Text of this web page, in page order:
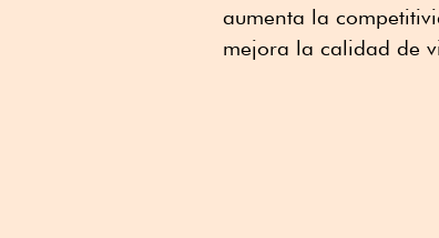
aumenta la
mejora la calidad de